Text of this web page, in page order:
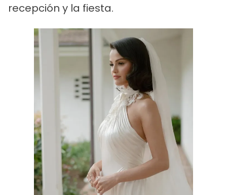
recepción y la fiesta.